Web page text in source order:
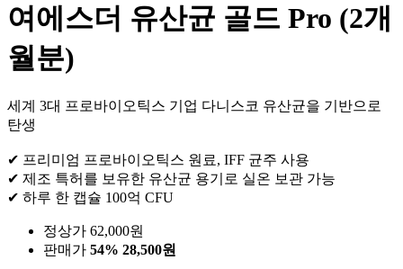
여에스더 유산균 골드 Pro (2개
월분)
세계 3대 프로바이오틱스 기업 다니스코 유산균을 기반으로
탄생
✔ 프리미엄 프로바이오틱스 원료, IFF 균주 사용
✔ 제조 특허를 보유한 유산균 용기로 실온 보관 가능
✔ 하루 한 캡슐 100억 CFU
정상가 62,000원
판매가 54% 28,500원